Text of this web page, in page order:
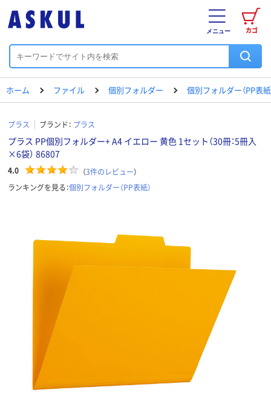
カゴ
メニュー
ホーム ファイル 個別フォルダー 個別フォルダー（PP表紙
プラス ブランド： プラス
プラス PP個別フォルダー+ A4 イエロー 黄色 1セット（30冊：5冊入
×6袋） 86807
4.0 （3件のレビュー）
ランキングを見る：個別フォルダー（PP表紙）